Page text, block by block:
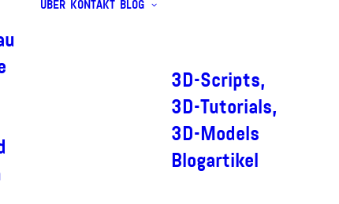
ÜBER KONTAKT BLOG
3D-Scripts,
3D-Tutorials,
3D-Models
Blogartikel